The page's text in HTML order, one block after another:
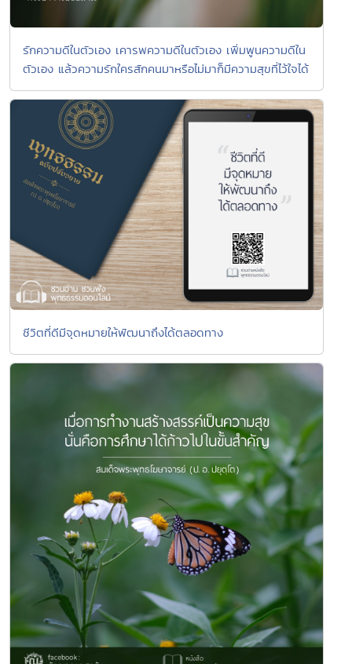
รักความดีในตัวเอง เคารพความดีในตัวเอง เพิ่มพูนความดีใน
ตัวเอง แล้วความรักใครสักคนมาหรือไม่มาก็มีความสุขที่ไว้ใจได้
ชีวิตที่ดีมีจุดหมายให้พัฒนาถึงได้ตลอดทาง